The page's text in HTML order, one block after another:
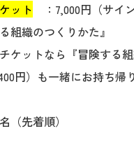
ット ：7,000円（サイ
組織のつくりかた』
ケットなら『冒険する
円）も一緒にお持ち帰
（先着順）